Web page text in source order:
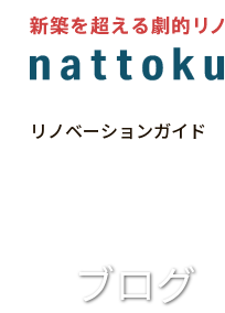
リノベーションガイド
ブログ